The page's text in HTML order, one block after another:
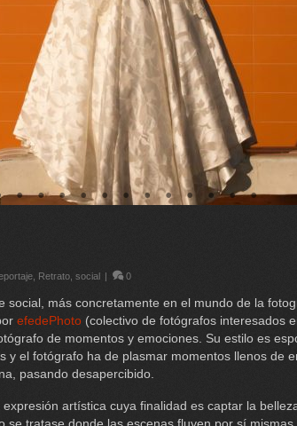
Retrato social | 0
social, más concretamente en el mundo de la
efedePhoto (colectivo de fotógrafos interesados
de momentos y emociones. Su estilo es
el fotógrafo ha de plasmar momentos llenos de
pasando desapercibido.
artística cuya finalidad es captar la